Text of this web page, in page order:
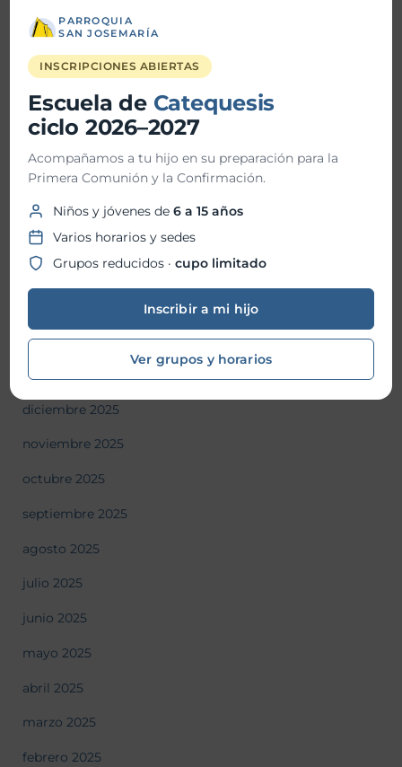
Historial de Noticias
julio 2026
junio 2026
mayo 2026
abril 2026
febrero 2026
enero 2026
diciembre 2025
noviembre 2025
octubre 2025
septiembre 2025
agosto 2025
julio 2025
junio 2025
mayo 2025
abril 2025
marzo 2025
febrero 2025
PARROQUIA
SAN JOSEMARÍA
INSCRIPCIONES ABIERTAS
Escuela de Catequesis
ciclo 2026–2027
Acompañamos a tu hijo en su preparación para la
Primera Comunión y la Confirmación.
Niños y jóvenes de6 a 15 años
Varios horarios y sedes
Grupos reducidos ·cupo limitado
Inscribir a mi hijo
Ver grupos y horarios